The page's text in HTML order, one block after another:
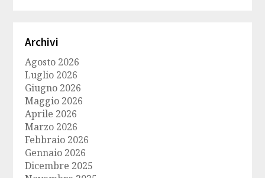
Archivi
Agosto 2026
Luglio 2026
Giugno 2026
Maggio 2026
Aprile 2026
Marzo 2026
Febbraio 2026
Gennaio 2026
Dicembre 2025